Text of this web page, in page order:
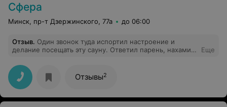
Сфера
Минск, пр-т Дзержинского, 77а до 06:00
Отзыв. Один звонок туда испортил настроение и
делание посещать эту сауну. Ответил парень, нахамил,
Еще
Отзывы2